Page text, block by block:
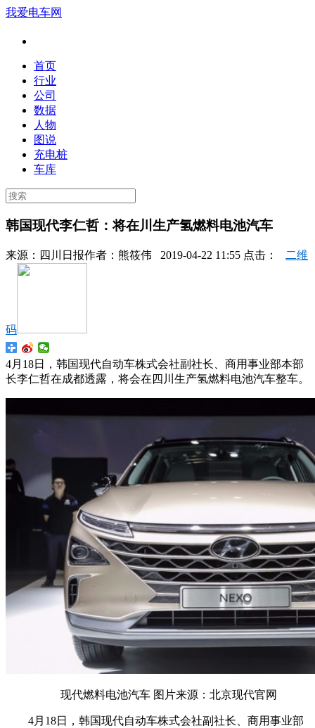
我爱电车网
首页
行业
公司
数据
人物
图说
充电桩
车库
韩国现代李仁哲：将在川生产氢燃料电池汽车
来源： 四川日报作者： 熊筱伟 2019-04-22 11:55 点击： 二维
码
4月18日，韩国现代自动车株式会社副社长、商用事业部本部
长李仁哲在成都透露，将会在四川生产氢燃料电池汽车整车。
现代燃料电池汽车 图片来源：北京现代官网
4月18日，韩国现代自动车株式会社副社长、商用事业部